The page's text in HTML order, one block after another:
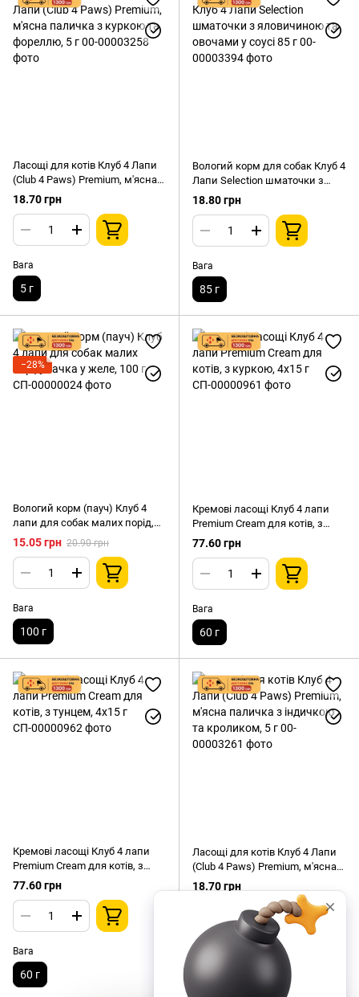
Ласощі для котів Клуб 4 Лапи
(Club 4 Paws) Premium, м'ясна
паличка з куркою та фореллю,
18.70 грн
Вага
5 г
Вологий корм для собак Клуб 4
Лапи Selection шматочки з
яловичиною та овочами у соусі
18.80 грн
Вага
85 г
−28%
Вологий корм (пауч) Клуб 4
лапи для собак малих порід,
качка у желе, 100 г
15.05 грн 20.90 грн
Вага
100 г
Кремові ласощі Клуб 4 лапи
Premium Cream для котів, з
куркою, 4х15 г
77.60 грн
Вага
60 г
Кремові ласощі Клуб 4 лапи
Premium Cream для котів, з
тунцем, 4х15 г
77.60 грн
Вага
60 г
Ласощі для котів Клуб 4 Лапи
(Club 4 Paws) Premium, м'ясна
паличка з індичкою та
18.70 грн
Вага
5 г